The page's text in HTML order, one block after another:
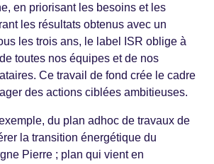
en priorisant les besoins et les
les résultats obtenus avec un
les trois ans, le label ISR oblige à
toutes nos équipes et de nos
Ce travail de fond crée le cadre
des actions ciblées ambitieuses.
du plan adhoc de travaux de
la transition énergétique du
Pierre ; plan qui vient en